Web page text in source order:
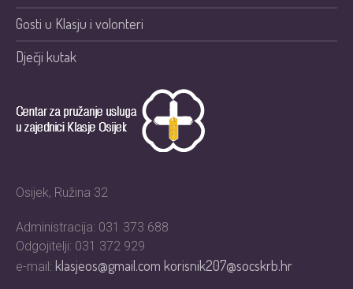
Gosti u Klasju i volonteri
Dječji kutak
Osijek, Ružina 32
Administracija: 031 373 688
Odgojitelji: 031 372 929
e-mail: klasjeos@gmail.comkorisnik207@socskrb.hr